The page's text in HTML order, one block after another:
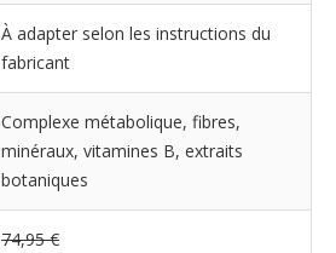
À adapter selon les instructions du
fabricant
Complexe métabolique, fibres,
minéraux, vitamines B, extraits
botaniques
74,95 €